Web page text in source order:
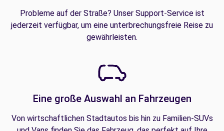
Probleme auf der Straße? Unser Support-Service ist
jederzeit verfügbar, um eine unterbrechungsfreie Reise zu
gewährleisten.
Eine große Auswahl an Fahrzeugen
Von wirtschaftlichen Stadtautos bis hin zu Familien-SUVs